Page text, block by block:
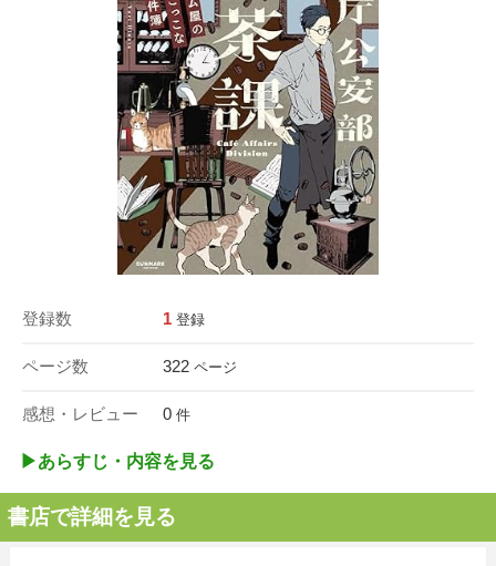
登録数 1 登録
ページ数 322 ページ
感想・レビュー 0 件
▶︎あらすじ・内容を見る
書店で詳細を見る